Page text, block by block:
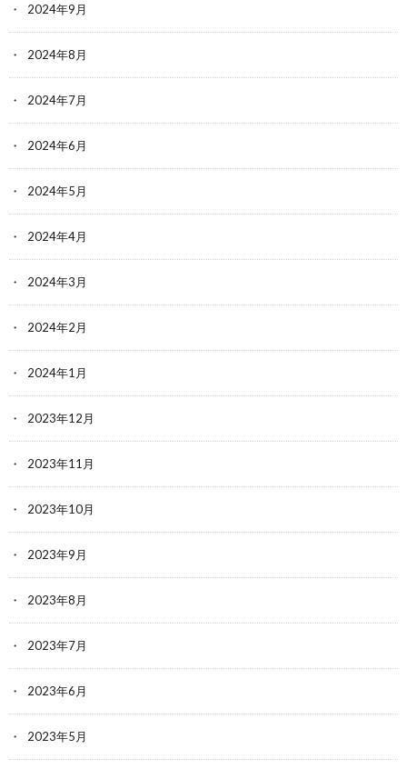
2024年9月
2024年8月
2024年7月
2024年6月
2024年5月
2024年4月
2024年3月
2024年2月
2024年1月
2023年12月
2023年11月
2023年10月
2023年9月
2023年8月
2023年7月
2023年6月
2023年5月